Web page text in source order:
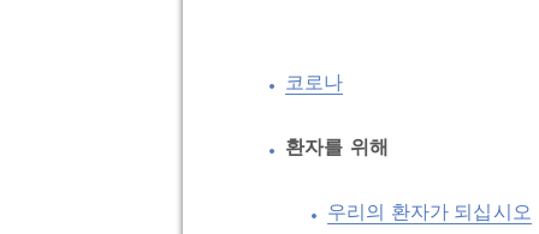
코로나
환자를 위해
우리의 환자가 되십시오